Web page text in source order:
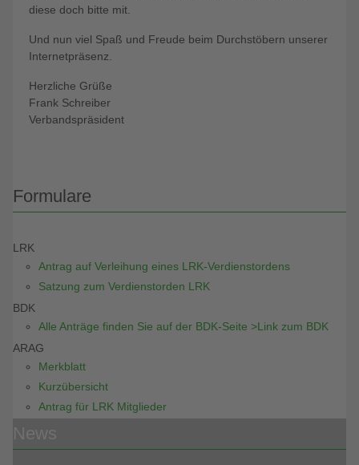
diese doch bitte mit.
Und nun viel Spaß und Freude beim Durchstöbern unserer
Internetpräsenz.
Herzliche Grüße
Frank Schreiber
Verbandspräsident
Formulare
LRK
Antrag auf Verleihung eines LRK-Verdienstordens
Satzung zum Verdienstorden LRK
BDK
Alle Anträge finden Sie auf der BDK-Seite >Link zum BDK
ARAG
Merkblatt
Kurzübersicht
Antrag für LRK Mitglieder